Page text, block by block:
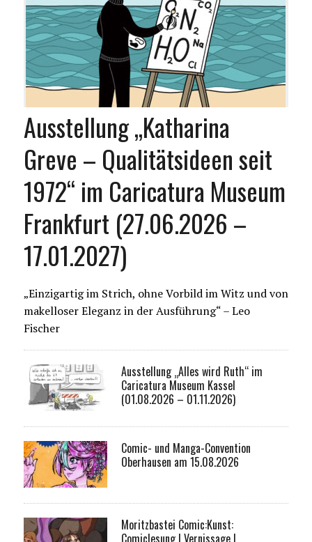
Ausstellung „Katharina
Greve – Qualitätsideen seit
1972“ im Caricatura Museum
Frankfurt (27.06.2026 –
17.01.2027)
„Einzigartig im Strich, ohne Vorbild im Witz und von
makelloser Eleganz in der Ausführung“ – Leo
Fischer
Ausstellung „Alles wird Ruth“ im
Caricatura Museum Kassel
(01.08.2026 – 01.11.2026)
Comic- und Manga-Convention
Oberhausen am 15.08.2026
Moritzbastei Comic:Kunst:
Comiclesung I Vernissage I